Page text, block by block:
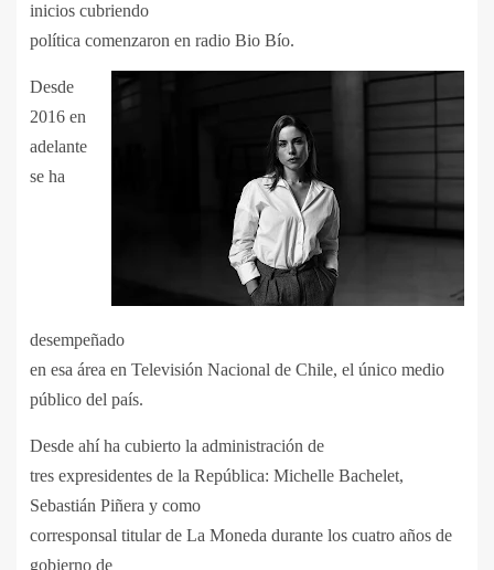
inicios cubriendo
política comenzaron en radio Bio Bío.
Desde
2016 en
adelante
se ha
desempeñado
en esa área en Televisión Nacional de Chile, el único medio
público del país.
Desde ahí ha cubierto la administración de
tres expresidentes de la República: Michelle Bachelet,
Sebastián Piñera y como
corresponsal titular de La Moneda durante los cuatro años de
gobierno de